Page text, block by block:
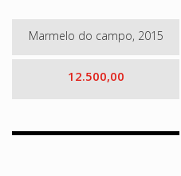
Marmelo do campo, 2015
12.500,00